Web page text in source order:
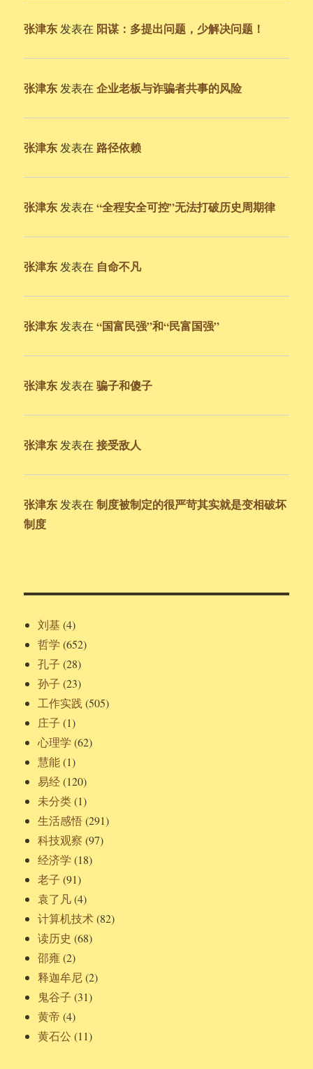
张津东 发表在 阳谋：多提出问题，少解决问题！
张津东 发表在企业老板与诈骗者共事的风险
张津东 发表在 路径依赖
张津东 发表在“全程安全可控”无法打破历史周期律
张津东 发表在 自命不凡
张津东 发表在“国富民强”和“民富国强”
张津东 发表在骗子和傻子
张津东 发表在接受敌人
张津东 发表在制度被制定的很严苛其实就是变相破坏
制度
刘基 (4)
哲学 (652)
孔子 (28)
孙子 (23)
工作实践 (505)
庄子 (1)
心理学 (62)
慧能(1)
易经(120)
未分类(1)
生活感悟(291)
科技观察 (97)
经济学 (18)
老子 (91)
袁了凡(4)
计算机技术(82)
读历史 (68)
邵雍 (2)
释迦牟尼(2)
鬼谷子 (31)
黄帝 (4)
黄石公 (11)